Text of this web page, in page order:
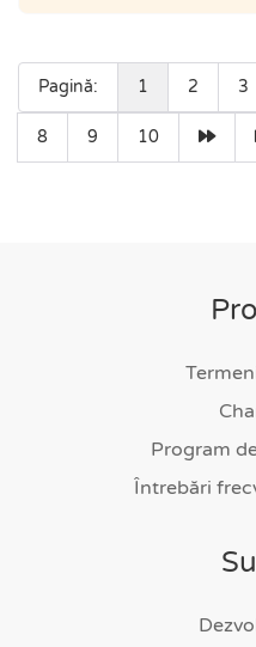
Pagină: 1 2 3
8 9 10
Program
Întrebări